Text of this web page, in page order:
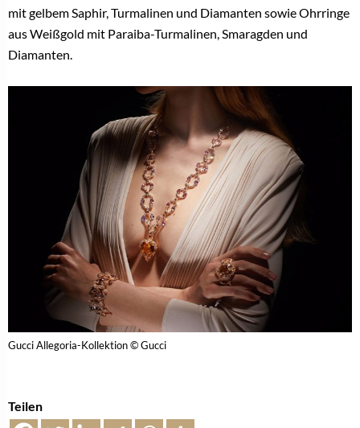
mit gelbem Saphir, Turmalinen und Diamanten sowie Ohrringe
aus Weißgold mit Paraiba-Turmalinen, Smaragden und
Diamanten.
Gucci Allegoria-Kollektion © Gucci
Teilen